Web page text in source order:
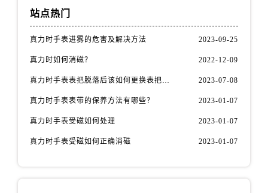
内蒙古自治区兴安盟市乌兰浩特市兴安大街真力时售后服务中心（需提前预约）
站点热门
真力时手表进雾的危害及解决方法 2023-09-25
真力时如何消磁？ 2022-12-09
真力时手表表把脱落后该如何更换表把（表把脱落原因） 2023-07-08
真力时手表表带的保养方法有哪些？ 2023-01-07
真力时手表受磁如何处理 2023-01-07
真力时手表受磁如何正确消磁 2023-01-07